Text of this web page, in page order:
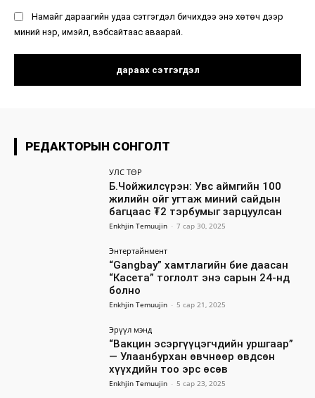
Намайг дараагийн удаа сэтгэгдэл бичихдээ энэ хөтөч дээр
миний нэр, имэйл, вэбсайтаас аваарай.
РЕДАКТОРЫН СОНГОЛТ
УЛС ТӨР
Б.Чойжилсүрэн: Увс аймгийн 100
жилийн ойг угтаж миний сайдын
багцаас ₮2 тэрбумыг зарцуулсан
Enkhjin Temuujin - 7 сар 30, 2025
Энтертайнмент
“Gangbay” хамтлагийн бие даасан
“Касета” тоглолт энэ сарын 24-нд
болно
Enkhjin Temuujin - 5 сар 21, 2025
Эрүүл мэнд
“Вакцин эсэргүүцэгчдийн уршгаар”
— Улаанбурхан өвчнөөр өвдсөн
хүүхдийн тоо эрс өсөв
Enkhjin Temuujin - 5 сар 23, 2025